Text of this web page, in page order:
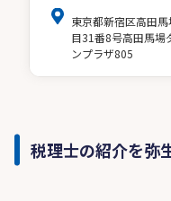
東京都新宿区高田
目31番8号高田馬場
ンプラザ805
税理士の紹介を弥